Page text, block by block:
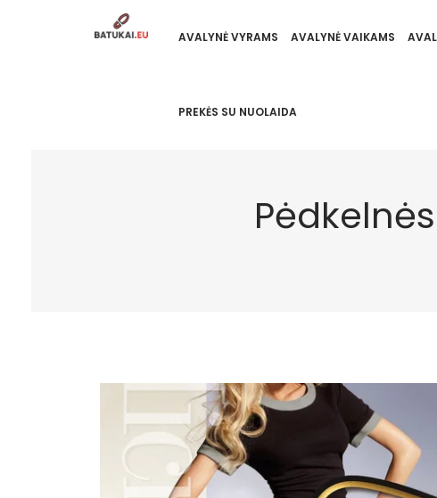
AVALYNĖ VYRAMS AVALYNĖ VAIKAMS
PREKĖS SU NUOLAIDA